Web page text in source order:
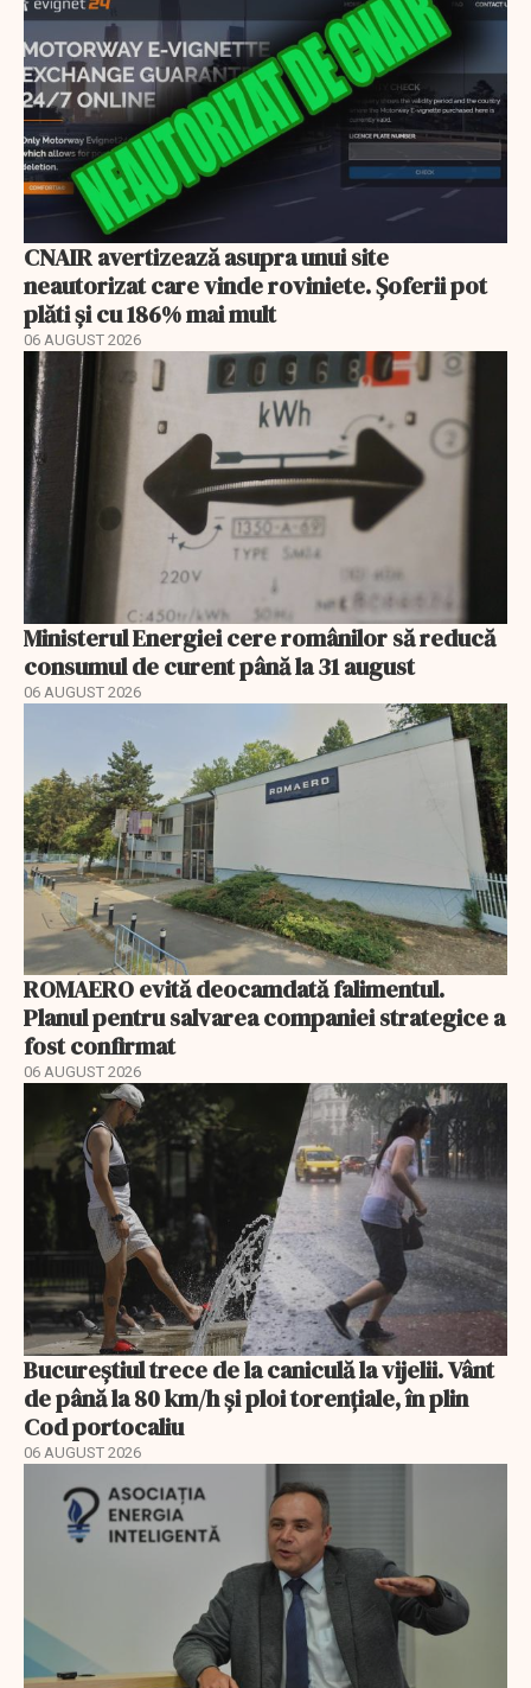
CNAIR avertizează asupra unui site
neautorizat care vinde roviniete. Șoferii pot
plăti și cu 186% mai mult
06 AUGUST 2026
Ministerul Energiei cere românilor să reducă
consumul de curent până la 31 august
06 AUGUST 2026
ROMAERO evită deocamdată falimentul.
Planul pentru salvarea companiei strategice a
fost confirmat
06 AUGUST 2026
Bucureștiul trece de la caniculă la vijelii. Vânt
de până la 80 km/h și ploi torențiale, în plin
Cod portocaliu
06 AUGUST 2026